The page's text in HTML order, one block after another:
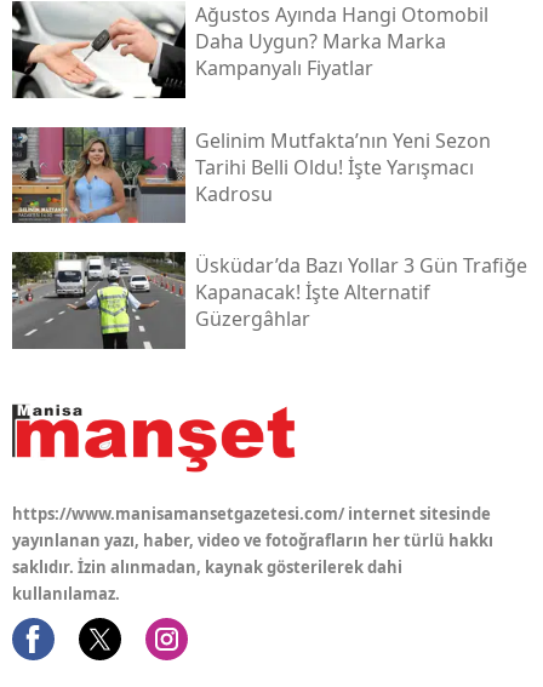
Ağustos Ayında Hangi Otomobil
Daha Uygun? Marka Marka
Kampanyalı Fiyatlar
Gelinim Mutfakta’nın Yeni Sezon
Tarihi Belli Oldu! İşte Yarışmacı
Kadrosu
Üsküdar’da Bazı Yollar 3 Gün Trafiğe
Kapanacak! İşte Alternatif
Güzergâhlar
https://www.manisamansetgazetesi.com/ internet sitesinde
yayınlanan yazı, haber, video ve fotoğrafların her türlü hakkı
saklıdır. İzin alınmadan, kaynak gösterilerek dahi
kullanılamaz.